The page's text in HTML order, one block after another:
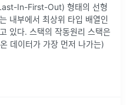
In-First-Out) 형태의 선형
내부에서 최상위 타입 배열인
있다. 스택의 작동원리 스택은
데이터가 가장 먼저 나가는)